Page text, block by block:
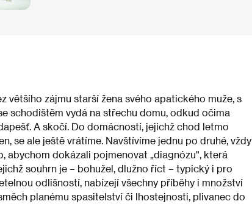
většího zájmu starší žena svého apatického muže, s
schodištěm vydá na střechu domu, odkud očima
A skočí. Do domácností, jejichž chod letmo
se ale ještě vrátíme. Navštívíme jednu po druhé, vždy
abychom dokázali pojmenovat „diagnózu", která
souhrn je – bohužel, dlužno říct – typický i pro
odlišností, nabízejí všechny příběhy i množství
planému spasitelství či lhostejnosti, plivanec do